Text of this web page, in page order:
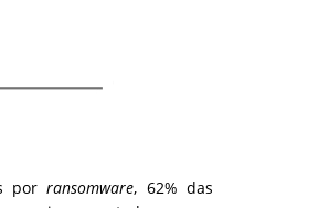
porransomware, 62% das